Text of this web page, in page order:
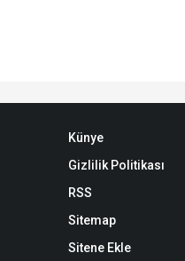
Künye
Gizlilik Politikası
RSS
Sitemap
Sitene Ekle